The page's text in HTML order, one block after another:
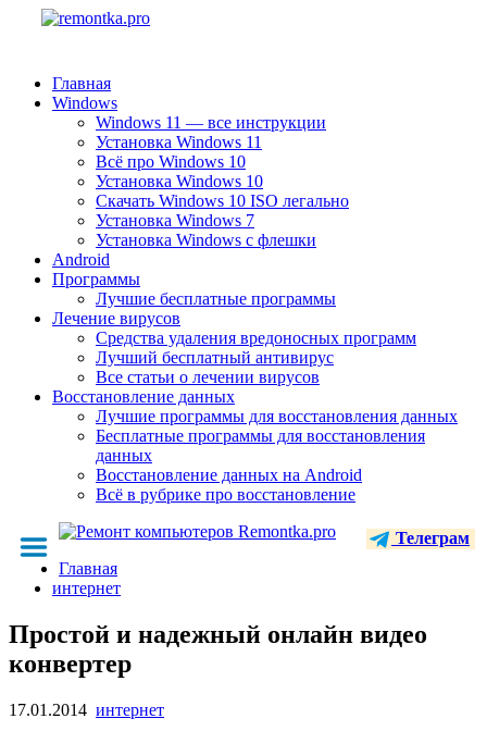
Главная
Windows
Windows 11 — все инструкции
Установка Windows 11
Всё про Windows 10
Установка Windows 10
Скачать Windows 10 ISO легально
Установка Windows 7
Установка Windows с флешки
Android
Программы
Лучшие бесплатные программы
Лечение вирусов
Средства удаления вредоносных программ
Лучший бесплатный антивирус
Все статьи о лечении вирусов
Восстановление данных
Лучшие программы для восстановления данных
Бесплатные программы для восстановления
данных
Восстановление данных на Android
Всё в рубрике про восстановление
Телеграм
Главная
интернет
Простой и надежный онлайн видео
конвертер
17.01.2014 интернет